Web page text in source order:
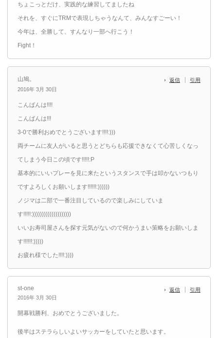
ちょこっとだけ、実践的な練習してましたね
それを、すぐにTRMで表現しちゃうなんて、みんなすごーい！
今年は、全勝して、すんなり一部へ行こう！
Fight！
山鳩。
2016年 3月 30日
返信 引用
こんばんは!!!!
こんばんは!!!
3-0で勝利おめでとうございます!!!!:)))
両チームに友人がいると思うとどちらも応援できなくて心苦しくなっ
てしまう今日この頃です!!!!!:P
基本的にいいプレーを見に来たというスタンスで手は叩かないつもり
ですよろしくお願いします!!!!!!:))))))
ノジマは二部で一番注目しているので楽しみにしていま
す!!!!!:))))))))))))))))))))
いいお寿司屋さんを探す元気がないので何かうまい策略をお願いしま
す!!!!!!:)))))
お疲れ様でした!!!!:))))
st-one
2016年 3月 30日
返信 引用
開幕戦勝利、おめでとうございました。
後半はステラらしいよいサッカーをしていたと思います。